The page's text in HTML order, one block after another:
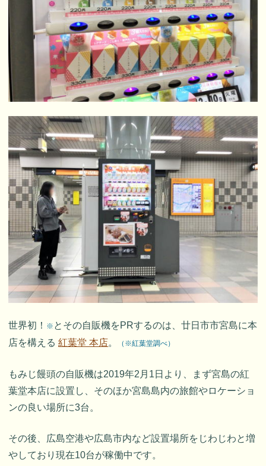
世界初！ ※ とその自販機をPRするのは、廿日市市宮島に本
店を構える紅葉堂 本店。 （※紅葉堂調べ）
もみじ饅頭の自販機は2019年2月1日より、まず宮島の紅
葉堂本店に設置し、そのほか宮島島内の旅館やロケーショ
ンの良い場所に3台。
その後、広島空港や広島市内など設置場所をじわじわと増
やしており現在10台が稼働中です。